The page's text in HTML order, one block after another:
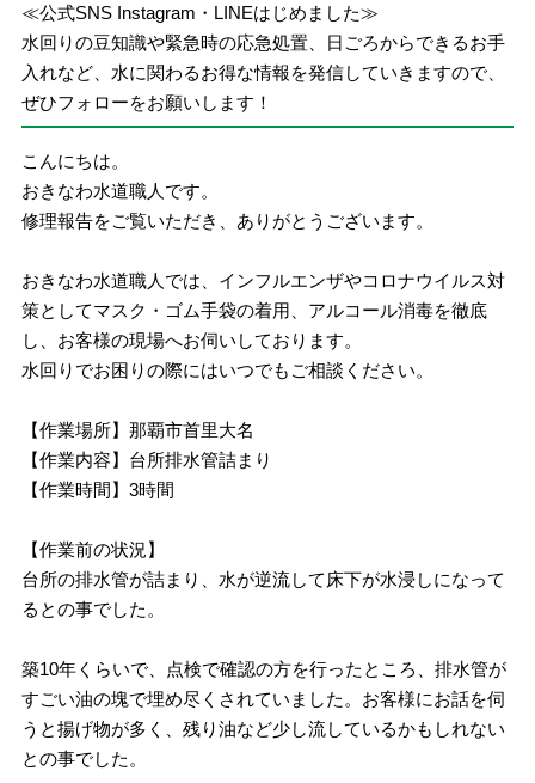
≪公式SNS Instagram・LINEはじめました≫
水回りの豆知識や緊急時の応急処置、日ごろからできるお手
入れなど、水に関わるお得な情報を発信していきますので、
ぜひフォローをお願いします！
こんにちは。
おきなわ水道職人です。
修理報告をご覧いただき、ありがとうございます。
おきなわ水道職人では、インフルエンザやコロナウイルス対
策としてマスク・ゴム手袋の着用、アルコール消毒を徹底
し、お客様の現場へお伺いしております。
水回りでお困りの際にはいつでもご相談ください。
【作業場所】那覇市首里大名
【作業内容】台所排水管詰まり
【作業時間】3時間
【作業前の状況】
台所の排水管が詰まり、水が逆流して床下が水浸しになって
るとの事でした。
築10年くらいで、点検で確認の方を行ったところ、排水管が
すごい油の塊で埋め尽くされていました。お客様にお話を伺
うと揚げ物が多く、残り油など少し流しているかもしれない
との事でした。